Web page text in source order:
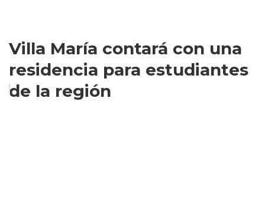
Villa María contará con una
residencia para estudiantes
de la región